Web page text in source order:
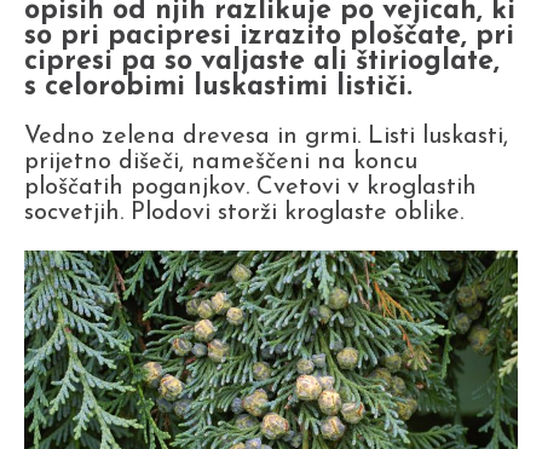
opisih od njih razlikuje po vejicah, ki
so pri pacipresi izrazito ploščate, pri
cipresi pa so valjaste ali štirioglate,
s celorobimi luskastimi lističi.
Vedno zelena drevesa in grmi. Listi luskasti,
prijetno dišeči, nameščeni na koncu
ploščatih poganjkov. Cvetovi v kroglastih
socvetjih. Plodovi storži kroglaste oblike.